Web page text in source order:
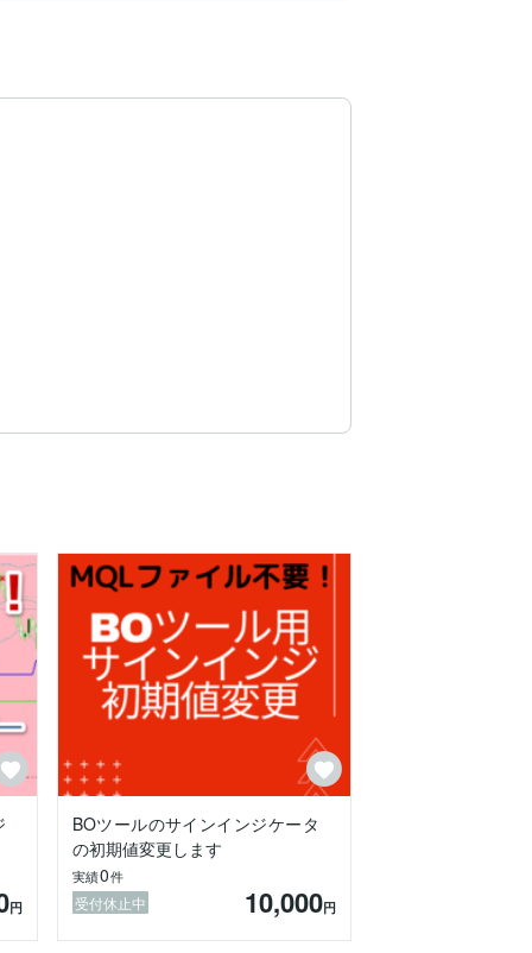
円
BOツールのサインインジケータ
の初期値変更します
実績0件
受付休止中 10,000円